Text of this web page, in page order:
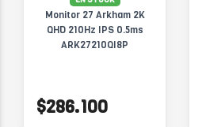
Monitor 27 Arkham 2K
QHD 210Hz IPS 0.5ms
ARK27210QI8P
$286.100